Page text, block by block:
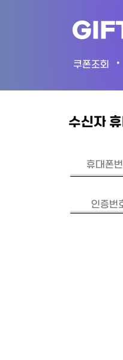
쿠폰조회 •
수신자